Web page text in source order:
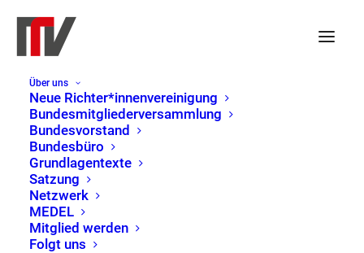
Über uns
Neue Richter*innenvereinigung
Bundesmitgliederversammlung
Bundesvorstand
Bundesbüro
Grundlagentexte
Satzung
Netzwerk
MEDEL
Mitglied werden
Folgt uns